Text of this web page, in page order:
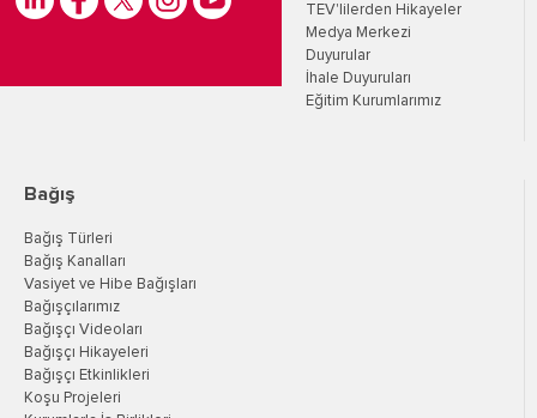
TEV'lilerden Hikayeler
Medya Merkezi
Duyurular
İhale Duyuruları
Eğitim Kurumlarımız
Bağış
Bağış Türleri
Bağış Kanalları
Vasiyet ve Hibe Bağışları
Bağışçılarımız
Bağışçı Videoları
Bağışçı Hikayeleri
Bağışçı Etkinlikleri
Koşu Projeleri